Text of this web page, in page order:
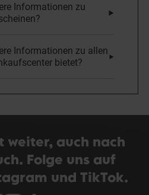
Informationen zu
Informationen zu allen
bietet?
weiter, auch nach
Folge uns auf
und TikTok.